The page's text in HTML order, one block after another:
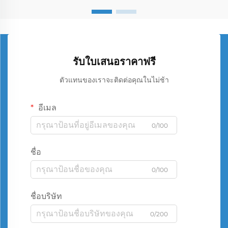
รับใบเสนอราคาฟรี
ตัวแทนของเราจะติดต่อคุณในไม่ช้า
อีเมล
0/100
ชื่อ
0/100
ชื่อบริษัท
0/200